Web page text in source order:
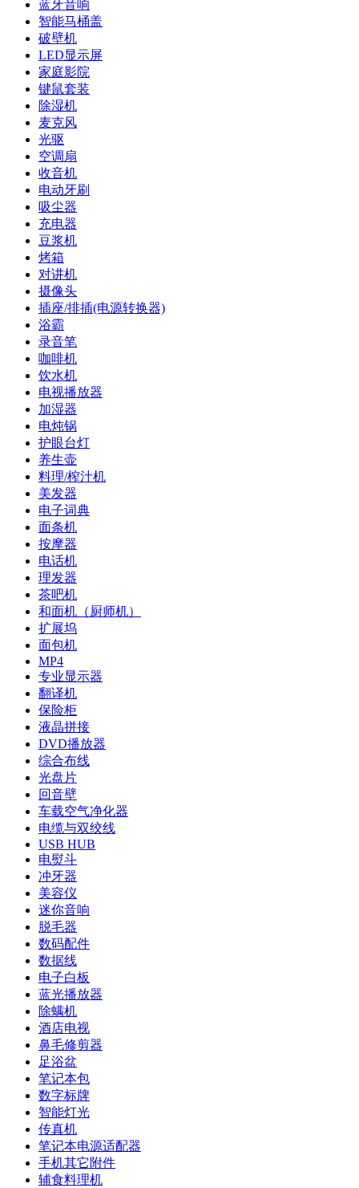
蓝牙音响
智能马桶盖
破壁机
LED显示屏
家庭影院
键鼠套装
除湿机
麦克风
光驱
空调扇
收音机
电动牙刷
吸尘器
充电器
豆浆机
烤箱
对讲机
摄像头
插座/排插(电源转换器)
浴霸
录音笔
咖啡机
饮水机
电视播放器
加湿器
电炖锅
护眼台灯
养生壶
料理/榨汁机
美发器
电子词典
面条机
按摩器
电话机
理发器
茶吧机
和面机（厨师机）
扩展坞
面包机
MP4
专业显示器
翻译机
保险柜
液晶拼接
DVD播放器
综合布线
光盘片
回音壁
车载空气净化器
电缆与双绞线
USB HUB
电熨斗
冲牙器
美容仪
迷你音响
脱毛器
数码配件
数据线
电子白板
蓝光播放器
除螨机
酒店电视
鼻毛修剪器
足浴盆
笔记本包
数字标牌
智能灯光
传真机
笔记本电源适配器
手机其它附件
辅食料理机